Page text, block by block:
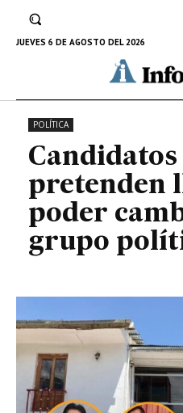
JUEVES 6 DE AGOSTO DEL 2026
llegar al poder
grupo
17 DE
POLÍTICA
Candidatos
pretenden
poder
grupo